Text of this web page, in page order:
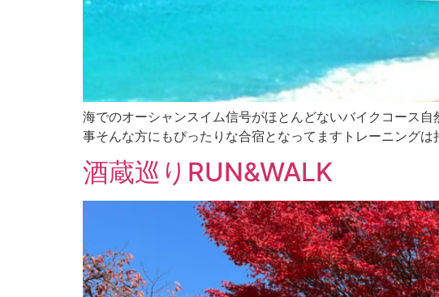
海でのオーシャンスイム信号がほとんどないバイクコース
事そんな方にもぴったりな合宿となってますトレーニング
酒蔵巡りRUN&WALK